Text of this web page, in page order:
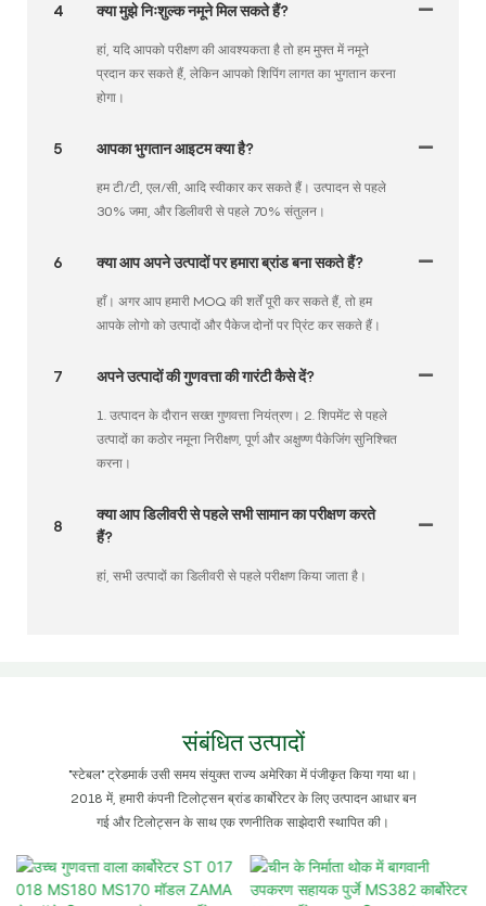
4 क्या मुझे निःशुल्क नमूने मिल सकते हैं?
हां, यदि आपको परीक्षण की आवश्यकता है तो हम मुफ्त में नमूने
प्रदान कर सकते हैं, लेकिन आपको शिपिंग लागत का भुगतान करना
होगा।
5 आपका भुगतान आइटम क्या है?
हम टी/टी, एल/सी, आदि स्वीकार कर सकते हैं। उत्पादन से पहले
30% जमा, और डिलीवरी से पहले 70% संतुलन।
6 क्या आप अपने उत्पादों पर हमारा ब्रांड बना सकते हैं?
हाँ। अगर आप हमारी MOQ की शर्तें पूरी कर सकते हैं, तो हम
आपके लोगो को उत्पादों और पैकेज दोनों पर प्रिंट कर सकते हैं।
7 अपने उत्पादों की गुणवत्ता की गारंटी कैसे दें?
1. उत्पादन के दौरान सख्त गुणवत्ता नियंत्रण। 2. शिपमेंट से पहले
उत्पादों का कठोर नमूना निरीक्षण, पूर्ण और अक्षुण्ण पैकेजिंग सुनिश्चित
करना।
8
क्या आप डिलीवरी से पहले सभी सामान का परीक्षण करते
हैं?
हां, सभी उत्पादों का डिलीवरी से पहले परीक्षण किया जाता है।
संबंधित उत्पादों
"स्टेबल" ट्रेडमार्क उसी समय संयुक्त राज्य अमेरिका में पंजीकृत किया गया था।
2018 में, हमारी कंपनी टिलोट्सन ब्रांड कार्बोरेटर के लिए उत्पादन आधार बन
गई और टिलोट्सन के साथ एक रणनीतिक साझेदारी स्थापित की।